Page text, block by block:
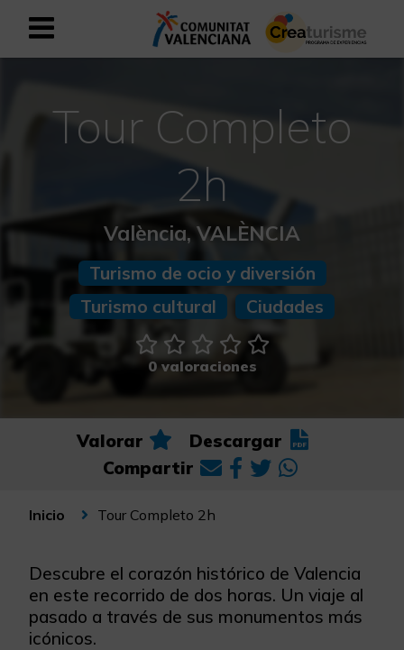
Español
Mediterráneo Activo-Deportivo
Mediterráneo Cultural
Mediterráneo Natural-Rural
Experiencias en otoño
Experiencias Semana Santa
Tour Completo
2h
València, VALÈNCIA
Turismo de ocio y diversión
Turismo cultural
Ciudades
0 valoraciones
Valorar
Descargar
Compartir
Inicio Tour Completo 2h
Descubre el corazón histórico de Valencia
en este recorrido de dos horas. Un viaje al
pasado a través de sus monumentos más
icónicos.